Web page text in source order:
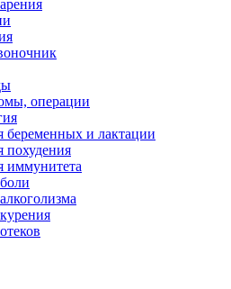
операции
беременных и лактации
похудения
иммунитета